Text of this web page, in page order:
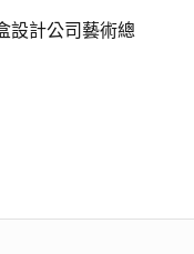
設計公司藝術總